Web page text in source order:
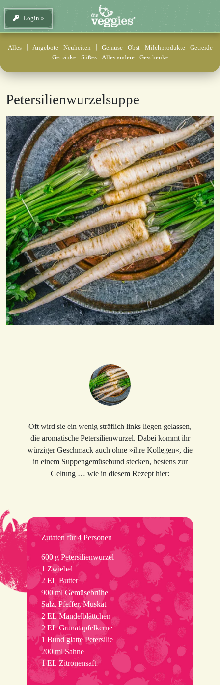
Login
Alles Angebote Neuheiten Gemüse Obst Milchprodukte
Getreide
Getränke
Süßes Alles andere Geschenke
Petersilienwurzelsuppe
Oft wird sie ein wenig sträflich links liegen gelassen,
die aromatische Petersilienwurzel. Dabei kommt ihr
würziger Geschmack auch ohne »ihre Kollegen«, die
in einem Suppengemüsebund stecken, bestens zur
Geltung … wie in diesem Rezept hier:
Zutaten für 4 Personen
600 g Petersilienwurzel
1 Zwiebel
2 EL Butter
900 ml Gemüsebrühe
Salz, Pfeffer, Muskat
2 EL Mandelblättchen
2 EL Granatapfelkerne
1 Bund glatte Petersilie
200 ml Sahne
1 EL Zitronensaft